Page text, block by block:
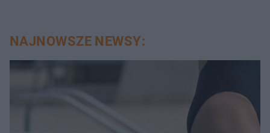
NAJNOWSZE NEWSY: